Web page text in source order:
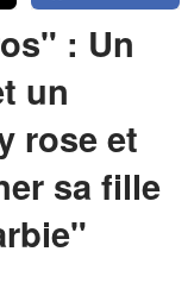
: Un
un
rose et
sa fille